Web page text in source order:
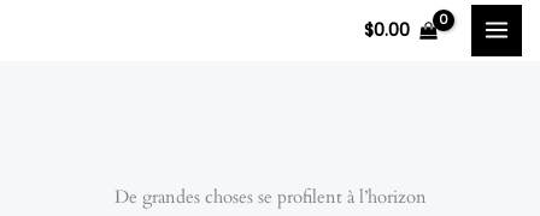
$0.00
De grandes choses se profilent à l’horizon